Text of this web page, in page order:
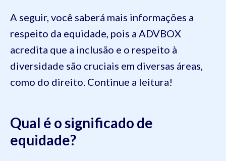
A seguir, você saberá mais informações a
respeito da equidade, pois a ADVBOX
acredita que a inclusão e o respeito à
diversidade são cruciais em diversas áreas,
como do direito. Continue a leitura!
Qual é o significado de
equidade?